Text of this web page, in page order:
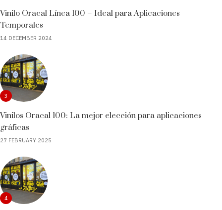
Vinilo Oracal Línea 100 – Ideal para Aplicaciones
Temporales
14 DECEMBER 2024
3
Vinilos Oracal 100: La mejor elección para aplicaciones
gráficas
27 FEBRUARY 2025
4